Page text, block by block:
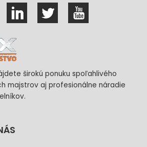
širokú ponuku spoľahlivého
majstrov aj profesionálne náradie